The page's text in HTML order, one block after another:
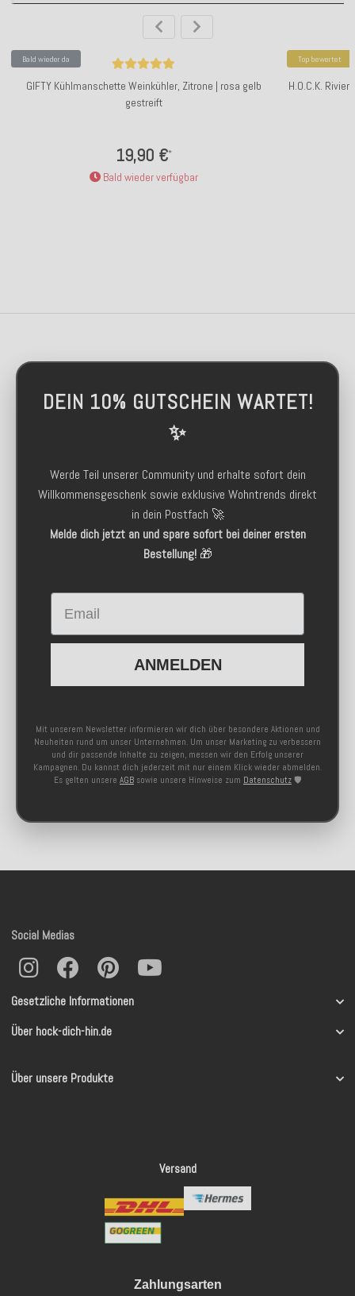
Bald wieder da
GIFTY Kühlmanschette Weinkühler, Zitrone | rosa gelb
gestreift
19,90 €*
Bald wieder verfügbar
Top bewertet
H.O.C.K.
DEIN 10% GUTSCHEIN WARTET!
✨
Werde Teil unserer Community und erhalte sofort dein
Willkommensgeschenk sowie exklusive Wohntrends direkt
in dein Postfach 🚀
Melde dich jetzt an und spare sofort bei deiner ersten
Bestellung!🎁
Email
ANMELDEN
Mit unserem Newsletter informieren wir dich über besondere Aktionen und
Neuheiten rund um unser Unternehmen. Um unser Marketing zu verbessern
und dir passende Inhalte zu zeigen, messen wir den Erfolg unserer
Kampagnen. Du kannst dich jederzeit mit nur einem Klick wieder abmelden.
Es gelten unsere AGB sowie unsere Hinweise zum Datenschutz 🛡️
Gesetzliche Informationen
Über hock-dich-hin.de
Über unsere Produkte
Social Medias
Versand
Zahlungsarten